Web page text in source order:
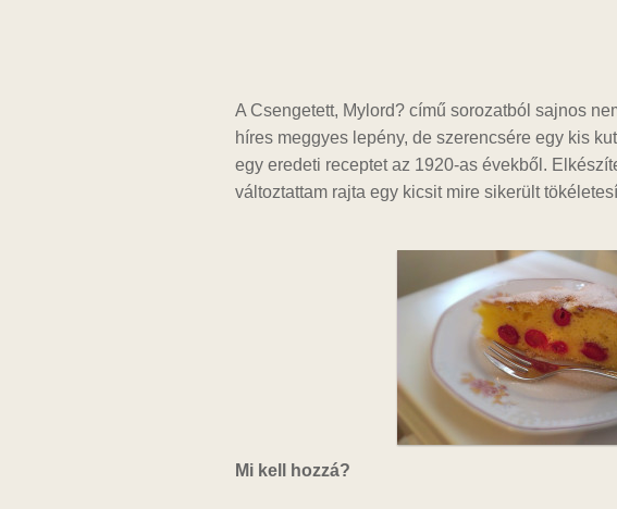
A Csengetett, Mylord? című sorozatból sajnos
híres meggyes lepény, de szerencsére egy kis
egy eredeti receptet az 1920-as évekből.
változtattam rajta egy kicsit mire sikerült
Mi kell hozzá?